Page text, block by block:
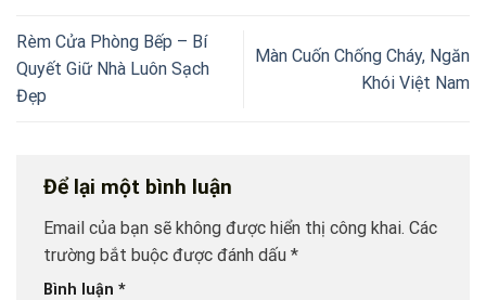
Rèm Cửa Phòng Bếp – Bí
Quyết Giữ Nhà Luôn Sạch
Đẹp
Màn Cuốn Chống Cháy, Ngăn
Khói Việt Nam
Để lại một bình luận
Email của bạn sẽ không được hiển thị công khai. Các
trường bắt buộc được đánh dấu *
Bình luận *